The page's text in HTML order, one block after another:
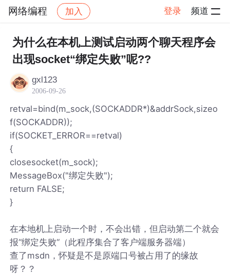
网络编程 加入 登录 频道
社区 网络编程 帖子详情
为什么在本机上测试启动两个聊天程序会
出现socket“绑定失败”呢??
gxl123
2006-09-26
retval=bind(m_sock,(SOCKADDR*)&addrSock,sizeo
f(SOCKADDR));
if(SOCKET_ERROR==retval)
{
closesocket(m_sock);
MessageBox("绑定失败");
return FALSE;
}
在本地机上启动一个时，不会出错，但启动第二个就会
报“绑定失败“（此程序集合了客户端服务器端）
查了msdn，怀疑是不是原端口号被占用了的缘故
呀？？